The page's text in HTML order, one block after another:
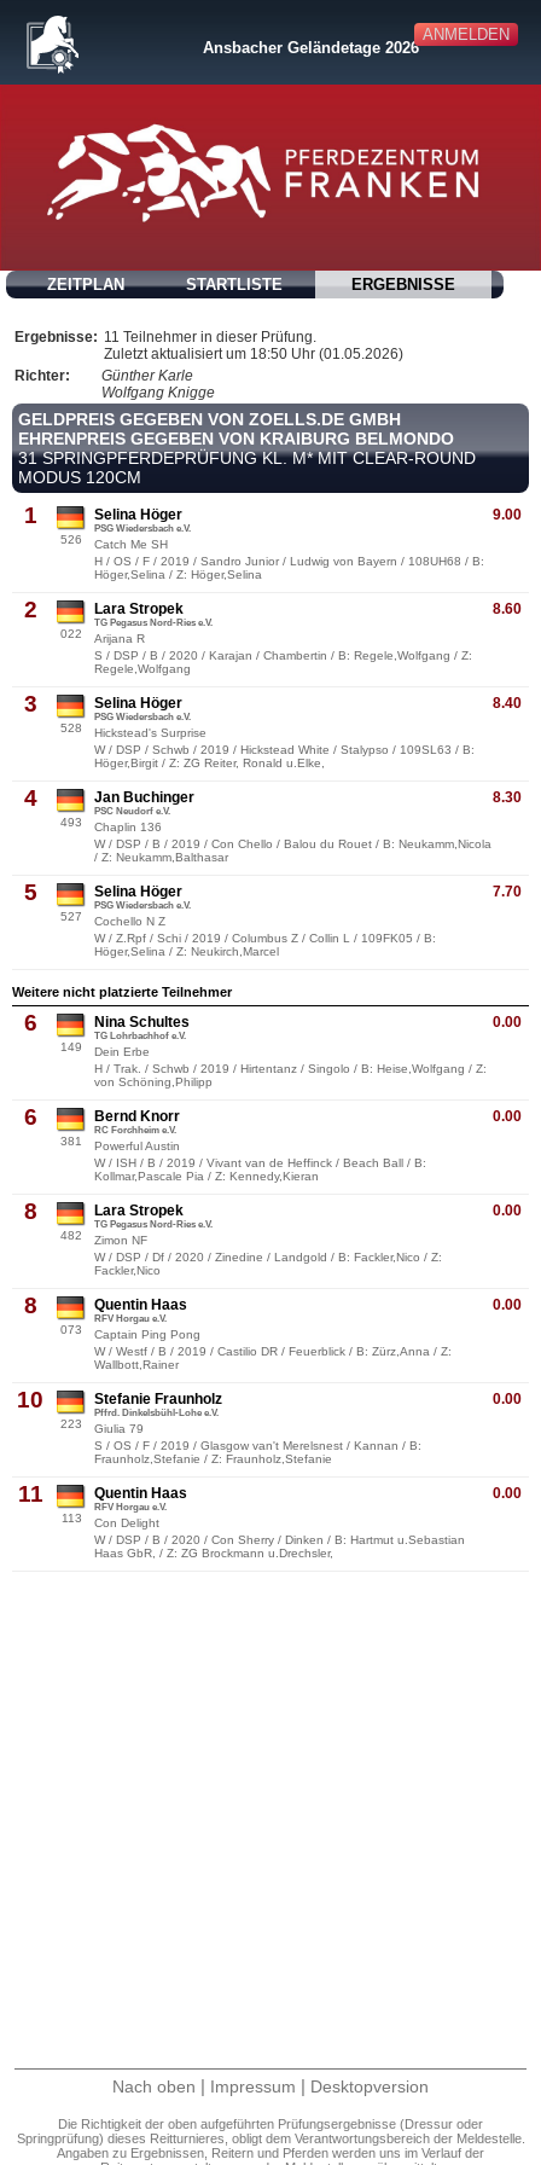
ANMELDEN
Ansbacher Geländetage 2026
ZEITPLAN STARTLISTE ERGEBNISSE
Ergebnisse: 11 Teilnehmer in dieser Prüfung.
Zuletzt aktualisiert um 18:50 Uhr (01.05.2026)
Richter:
Günther Karle
Wolfgang Knigge
GELDPREIS GEGEBEN VON ZOELLS.DE GMBH
EHRENPREIS GEGEBEN VON KRAIBURG BELMONDO
31 SPRINGPFERDEPRÜFUNG KL. M* MIT CLEAR-ROUND
MODUS 120CM
1
526
9.00
Selina Höger
PSG Wiedersbach e.V.
Catch Me SH
H / OS / F / 2019 / Sandro Junior / Ludwig von Bayern / 108UH68 / B:
Höger,Selina / Z: Höger,Selina
2
022
8.60
Lara Stropek
TG Pegasus Nord-Ries e.V.
Arijana R
S / DSP / B / 2020 / Karajan / Chambertin / B: Regele,Wolfgang / Z:
Regele,Wolfgang
3
528
8.40
Selina Höger
PSG Wiedersbach e.V.
Hickstead's Surprise
W / DSP / Schwb / 2019 / Hickstead White / Stalypso / 109SL63 / B:
Höger,Birgit / Z: ZG Reiter, Ronald u.Elke,
4
493
8.30
Jan Buchinger
PSC Neudorf e.V.
Chaplin 136
W / DSP / B / 2019 / Con Chello / Balou du Rouet / B: Neukamm,Nicola
/ Z: Neukamm,Balthasar
5
527
7.70
Selina Höger
PSG Wiedersbach e.V.
Cochello N Z
W / Z.Rpf / Schi / 2019 / Columbus Z / Collin L / 109FK05 / B:
Höger,Selina / Z: Neukirch,Marcel
Weitere nicht platzierte Teilnehmer
6
149
0.00
Nina Schultes
TG Lohrbachhof e.V.
Dein Erbe
H / Trak. / Schwb / 2019 / Hirtentanz / Singolo / B: Heise,Wolfgang / Z:
von Schöning,Philipp
6
381
0.00
Bernd Knorr
RC Forchheim e.V.
Powerful Austin
W / ISH / B / 2019 / Vivant van de Heffinck / Beach Ball / B:
Kollmar,Pascale Pia / Z: Kennedy,Kieran
8
482
0.00
Lara Stropek
TG Pegasus Nord-Ries e.V.
Zimon NF
W / DSP / Df / 2020 / Zinedine / Landgold / B: Fackler,Nico / Z:
Fackler,Nico
8
073
0.00
Quentin Haas
RFV Horgau e.V.
Captain Ping Pong
W / Westf / B / 2019 / Castilio DR / Feuerblick / B: Zürz,Anna / Z:
Wallbott,Rainer
10
223
0.00
Stefanie Fraunholz
Pffrd. Dinkelsbühl-Lohe e.V.
Giulia 79
S / OS / F / 2019 / Glasgow van't Merelsnest / Kannan / B:
Fraunholz,Stefanie / Z: Fraunholz,Stefanie
11
113
0.00
Quentin Haas
RFV Horgau e.V.
Con Delight
W / DSP / B / 2020 / Con Sherry / Dinken / B: Hartmut u.Sebastian
Haas GbR, / Z: ZG Brockmann u.Drechsler,
Nach oben | Impressum | Desktopversion
Die Richtigkeit der oben aufgeführten Prüfungsergebnisse (Dressur oder
Springprüfung) dieses Reitturnieres, obligt dem Verantwortungsbereich der Meldestelle.
Angaben zu Ergebnissen, Reitern und Pferden werden uns im Verlauf der